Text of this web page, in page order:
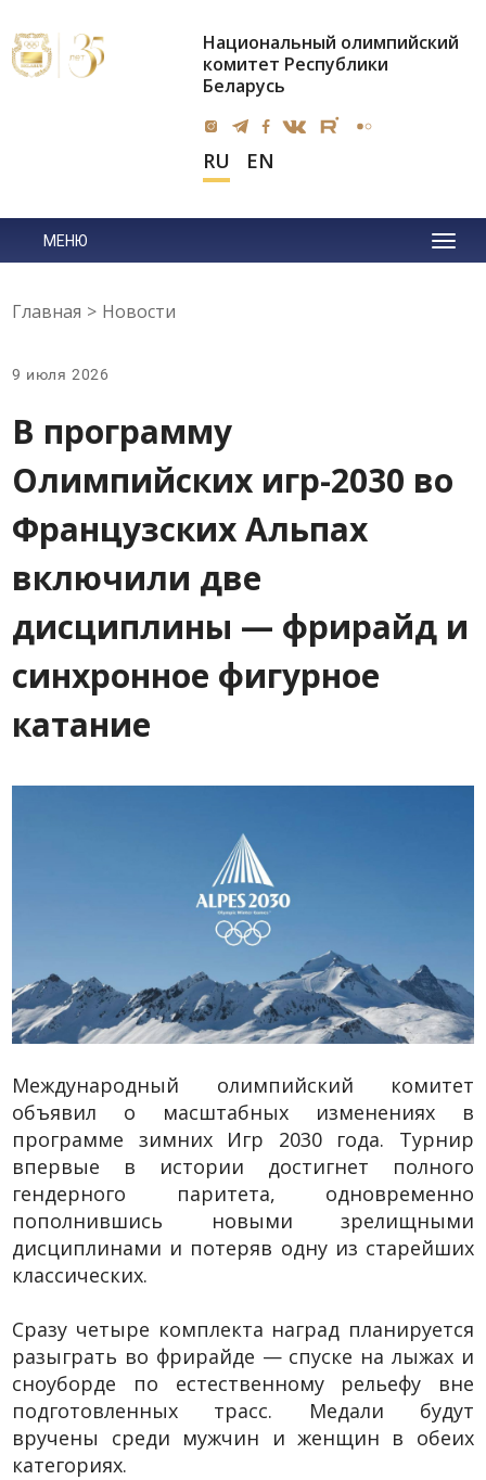
Национальный олимпийский
комитет Республики
Беларусь
RU EN
МЕНЮ
Главная > Новости
В программу
Олимпийских игр-2030 во
Французских Альпах
включили две
дисциплины — фрирайд и
синхронное фигурное
катание
9 июля 2026
Международный олимпийский комитет
объявил о масштабных изменениях в
программе зимних Игр 2030 года. Турнир
впервые в истории достигнет полного
гендерного паритета, одновременно
пополнившись новыми зрелищными
дисциплинами и потеряв одну из старейших
классических.
Сразу четыре комплекта наград планируется
разыграть во фрирайде — спуске на лыжах и
сноуборде по естественному рельефу вне
подготовленных трасс. Медали будут
вручены среди мужчин и женщин в обеих
категориях.